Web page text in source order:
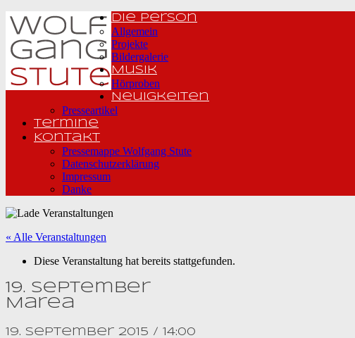
Die Person
Allgemein
Projekte
Bildergalerie
Musik
Hörproben
Neuigkeiten
Presseartikel
Termine
Kontakt
Pressemappe Wolfgang Stute
Datenschutzerklärung
Impressum
Danke
« Alle Veranstaltungen
Diese Veranstaltung hat bereits stattgefunden.
19. September
Marea
19. September 2015 / 14:00